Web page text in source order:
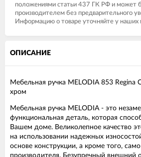
положениями статьи 437 ГК РФ и может
производителем без предварительного
Информацию о товаре уточняйте у
ОПИСАНИЕ
Мебельная ручка MELODIA 853 Regina
хром
Мебельная ручка MELODIA - это
функциональная деталь, которая
Вашем доме. Великолепное качество
на использовании надежных
основе конструкции, а кроме того,
производителя. Безупречный внешний